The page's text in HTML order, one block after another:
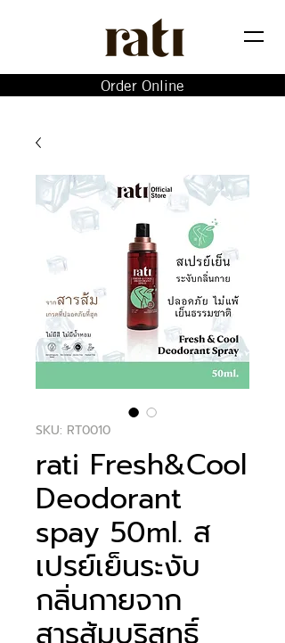
Order Online
SKU: RT0010
rati Fresh&Cool
Deodorant
spay 50ml. ส
เปรย์เย็นระงับ
กลิ่นกายจาก